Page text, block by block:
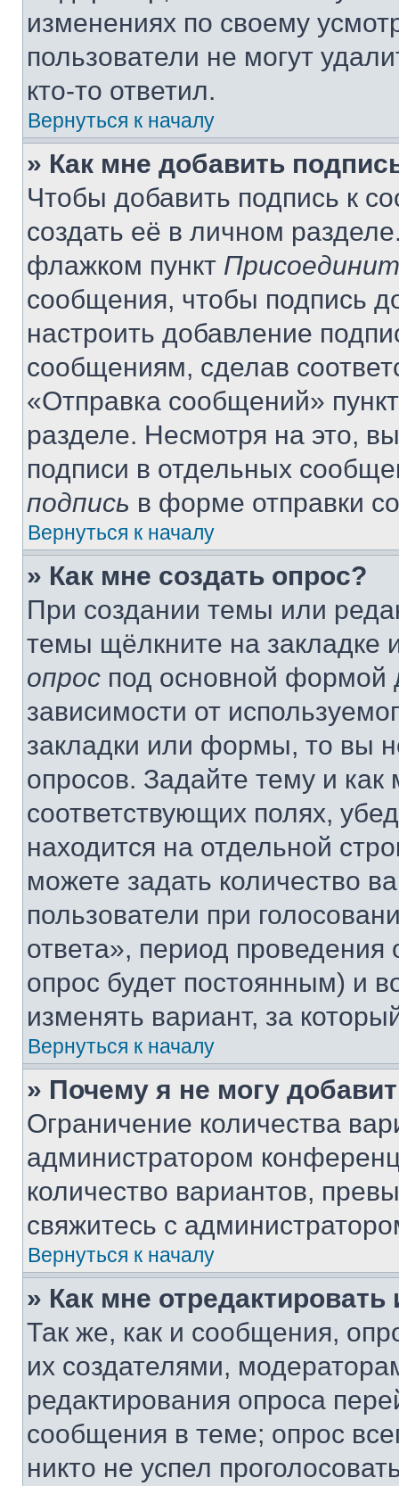
изменениях по своему
пользователи не могут
кто-то ответил.
Вернуться к началу
» Как мне добавить
Чтобы добавить подпись к
создать её в личном
флажком пункт
сообщения, чтобы подпись
настроить добавление
сообщениям, сделав
«Отправка сообщений»
разделе. Несмотря на это,
подписи в отдельных
подпись в форме отправки
Вернуться к началу
» Как мне создать опрос?
При создании темы или
темы щёлкните на
опрос под основной формой
зависимости от
закладки или формы, то вы
опросов. Задайте тему и
соответствующих полях,
находится на отдельной
можете задать количество
пользователи при
ответа», период проведения
опрос будет постоянным) и
изменять вариант, за
Вернуться к началу
» Почему я не могу
Ограничение количества
администратором
количество вариантов,
свяжитесь с
Вернуться к началу
» Как мне
Так же, как и сообщения,
их создателями,
редактирования опроса
сообщения в теме; опрос
никто не успел